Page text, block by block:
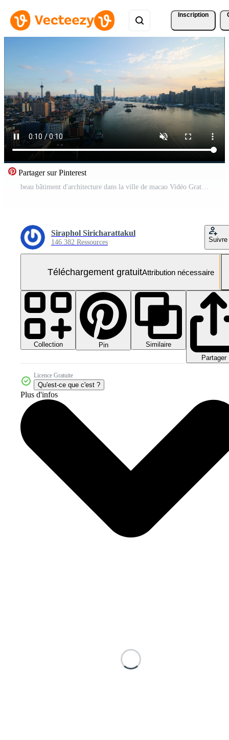
Inscription
Partager sur Pinterest
beau bâtiment d'architecture dans la ville de macao Vidéo Gratuite
Siraphol Siricharattakul
146 382 Ressources Suivre
Téléchargement gratuitAttribution nécessaire
Collection Pin
Similaire
Partager
Licence Gratuite
Qu'est-ce que c'est ?
Plus d'infos